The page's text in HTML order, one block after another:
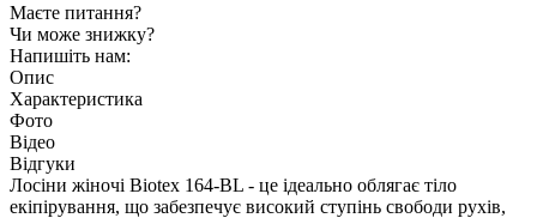
Маєте питання?
Чи може знижку?
Напишіть нам:
Опис
Характеристика
Фото
Відео
Відгуки
Лосіни жіночі Biotex 164-BL - це ідеально облягає тіло
екіпірування, що забезпечує високий ступінь свободи рухів,